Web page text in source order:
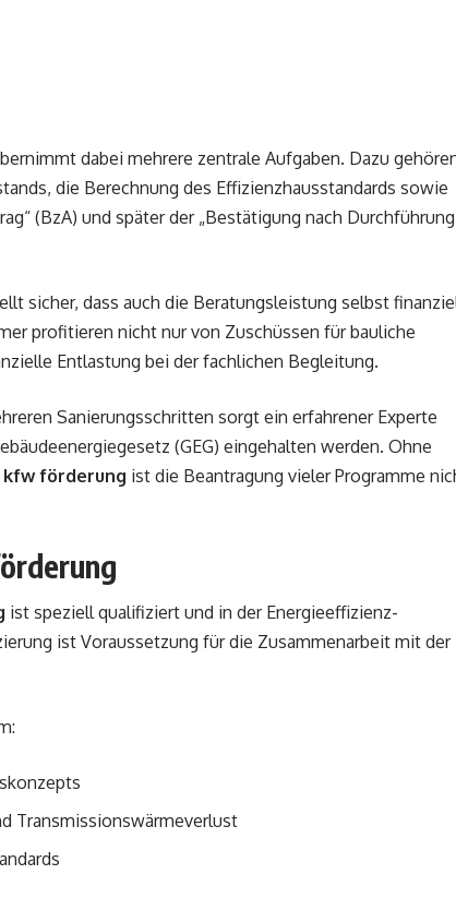
dabei mehrere zentrale Aufgaben. Dazu
die Berechnung des Effizienzhausstandards sowie
(BzA) und später der „Bestätigung nach
sicher, dass auch die Beratungsleistung selbst
profitieren nicht nur von Zuschüssen für bauliche
Entlastung bei der fachlichen Begleitung.
Sanierungsschritten sorgt ein erfahrener Experte
(GEG) eingehalten werden. Ohne
förderung ist die Beantragung vieler Programme
ist speziell qualifiziert und in der Energieeffizienz-
ist Voraussetzung für die Zusammenarbeit mit der
Transmissionswärmeverlust